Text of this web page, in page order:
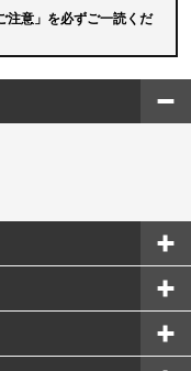
注意」を必ずご一読くだ